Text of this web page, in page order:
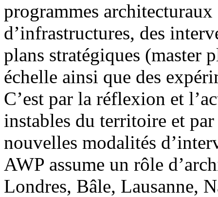
programmes
d’infrastructures, des
plans stratégiques (master
échelle ainsi que des
C’est par la réflexion et
instables du territoire et
nouvelles modalités
AWP assume un rôle
Londres, Bâle, Lausanne,